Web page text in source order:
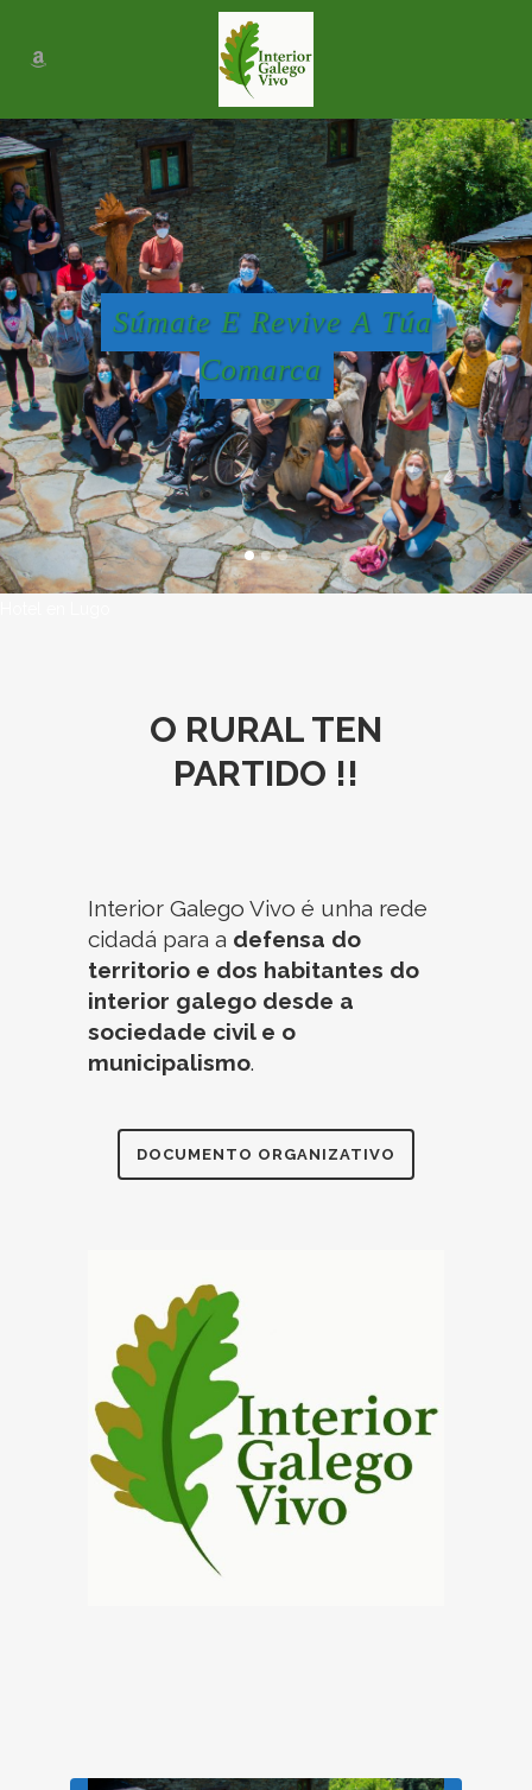
Súmate E Revive A Túa
Comarca
O RURAL TEN
PARTIDO !!
Interior Galego Vivo é unha rede
cidadá para a defensa do
territorio e dos habitantes do
interior galego desde a
sociedade civil e o
municipalismo.
DOCUMENTO ORGANIZATIVO